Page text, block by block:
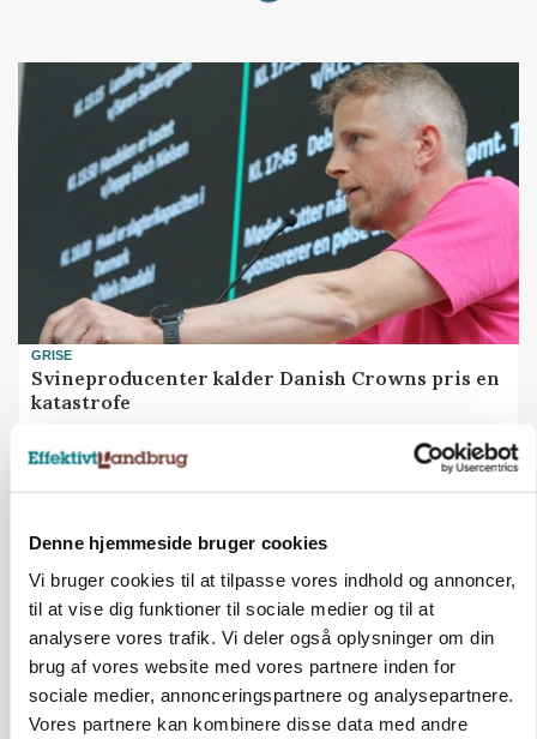
Denne hjemmeside bruger cookies
Vi bruger cookies til at tilpasse vores indhold og annoncer,
til at vise dig funktioner til sociale medier og til at
analysere vores trafik. Vi deler også oplysninger om din
brug af vores website med vores partnere inden for
sociale medier, annonceringspartnere og analysepartnere.
Vores partnere kan kombinere disse data med andre
GRISE
Svineproducenter kalder Danish Crowns pris en
katastrofe